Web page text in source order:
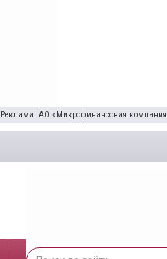
Реклама: АО «Микрофинансовая компания